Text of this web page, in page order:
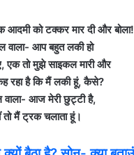
को टक्कर मार दी और बोला!
वाला- आप बहुत लकी हो
तो मुझे साइकल मारी और
रहा है कि मैं लकी हूं, कैसे?
वाला- आज मेरी छुट्टी है,
तो मैं ट्रक चलाता हूं।